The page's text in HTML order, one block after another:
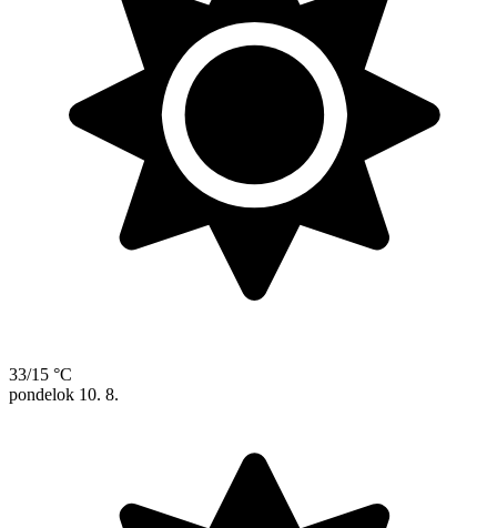
33/15 °C
pondelok 10. 8.